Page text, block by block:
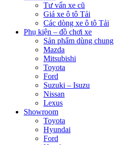
Tư vấn xe cũ
Giá xe ô tô Tải
Các dòng xe ô tô Tải
Phụ kiện – đồ chơi xe
Sản phẩm dùng chung
Mazda
Mitsubishi
Toyota
Ford
Suzuki – Isuzu
Nissan
Lexus
Showroom
Toyota
Hyundai
Ford